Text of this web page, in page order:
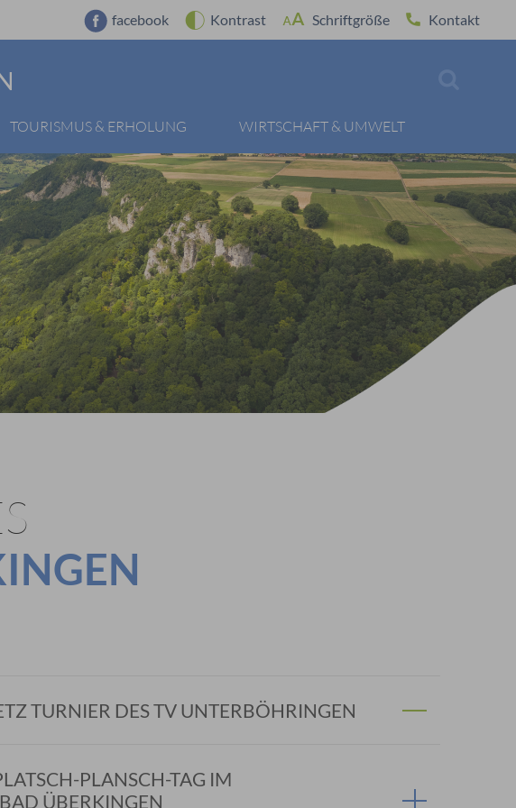
facebook Kontrast Schriftgröße Kontakt
TOURISMUS & ERHOLUNG WIRTSCHAFT & UMWELT
TURNIER DES TV UNTERBÖHRINGEN
PLANSCH-TAG IM
ÜBERKINGEN